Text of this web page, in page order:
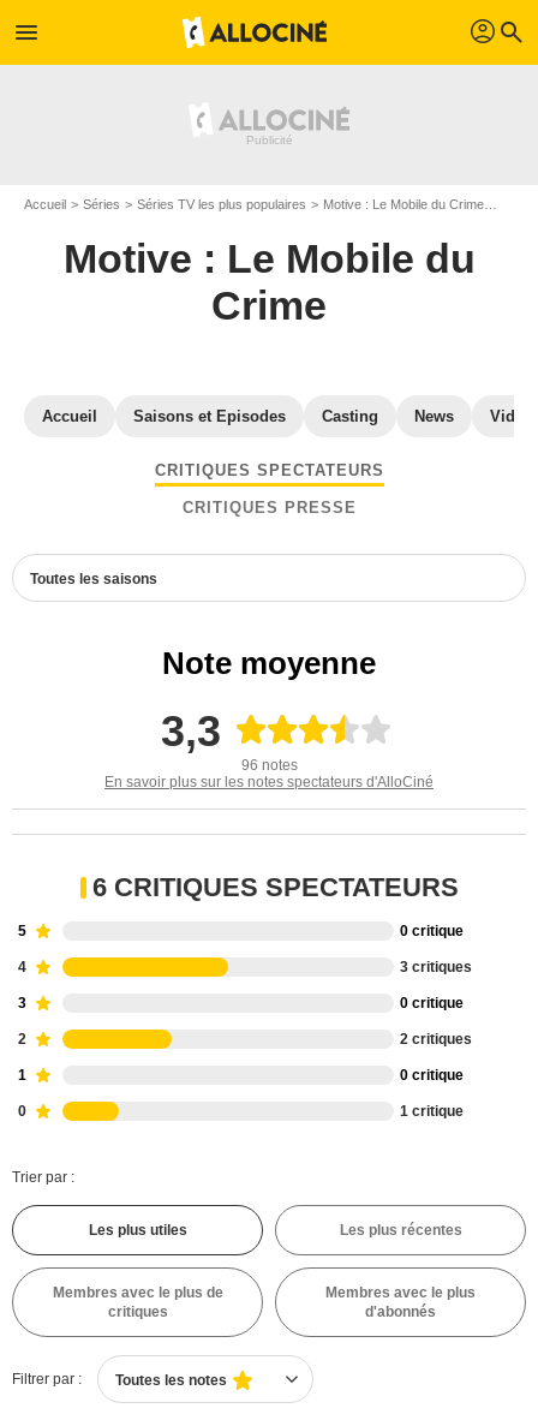
menu profil search
Accueil Séries Séries TV les plus populaires Motive : Le Mobile du Crime
Motive : Le Mobile du
Crime
Accueil Saisons et Episodes Casting News
CRITIQUES SPECTATEURS
CRITIQUES PRESSE
Toutes les saisons
Note moyenne
3,3
96 notes
En savoir plus sur les notes spectateurs d'AlloCiné
6 CRITIQUES SPECTATEURS
5 0 critique
4 3 critiques
3 0 critique
2 2 critiques
1 0 critique
0 1 critique
Trier par :
Les plus utiles Les plus récentes
Membres avec le plus de
critiques
Membres avec le plus
d'abonnés
Filtrer par : Toutes les notes